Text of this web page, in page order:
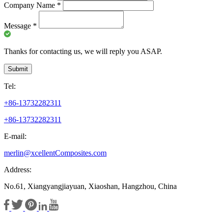
Company Name *
Message *
Thanks for contacting us, we will reply you ASAP.
Submit
Tel:
+86-13732282311
+86-13732282311
E-mail:
merlin@xcellentComposites.com
Address:
No.61, Xiangyangjiayuan, Xiaoshan, Hangzhou, China